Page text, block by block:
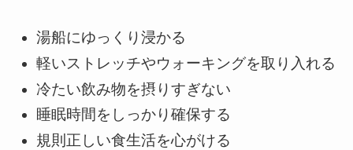
湯船にゆっくり浸かる
軽いストレッチやウォーキングを取り入れる
冷たい飲み物を摂りすぎない
睡眠時間をしっかり確保する
規則正しい食生活を心がける